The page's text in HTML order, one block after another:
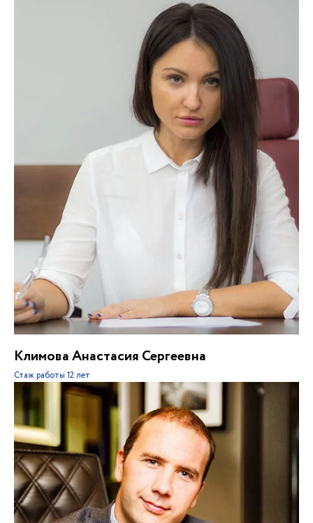
Климова Анастасия Сергеевна
Стаж работы 12 лет